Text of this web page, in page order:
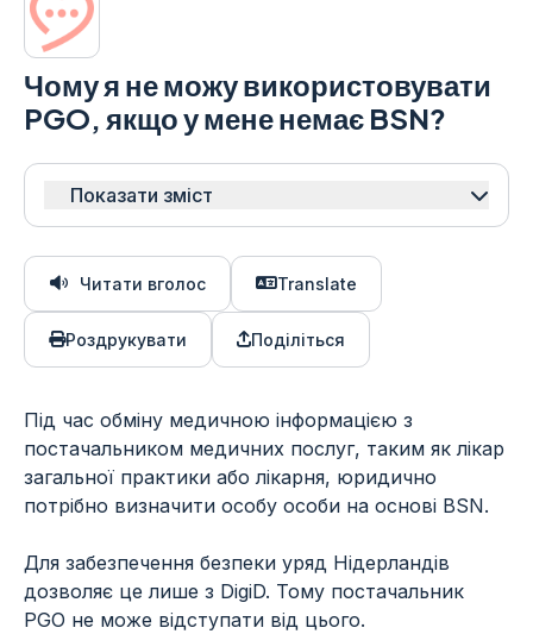
Чому я не можу використовувати
PGO, якщо у мене немає BSN?
Показати зміст
Читати вголос Translate
Роздрукувати Поділіться
Під час обміну медичною інформацією з
постачальником медичних послуг, таким як лікар
загальної практики або лікарня, юридично
потрібно визначити особу особи на основі BSN.
Для забезпечення безпеки уряд Нідерландів
дозволяє це лише з DigiD. Тому постачальник
PGO не може відступати від цього.